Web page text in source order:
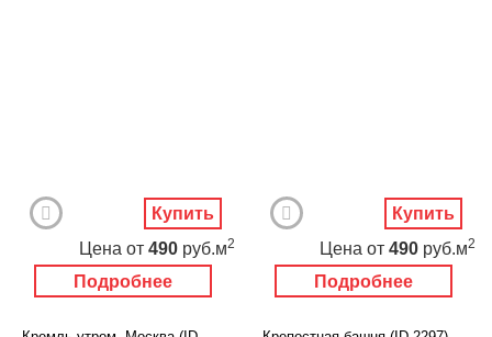
Подробнее
Цена от 490 руб.м2
Купить
Подробнее
Цена от 490 руб.м2
Купить